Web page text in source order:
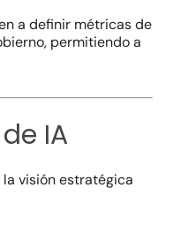
a definir métricas de
permitiendo a
IA
visión estratégica